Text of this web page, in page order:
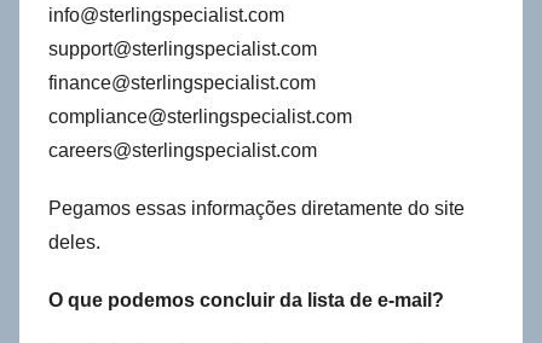
info@sterlingspecialist.com
support@sterlingspecialist.com
finance@sterlingspecialist.com
compliance@sterlingspecialist.com
careers@sterlingspecialist.com
Pegamos essas informações diretamente do site
deles.
O que podemos concluir da lista de e-mail?